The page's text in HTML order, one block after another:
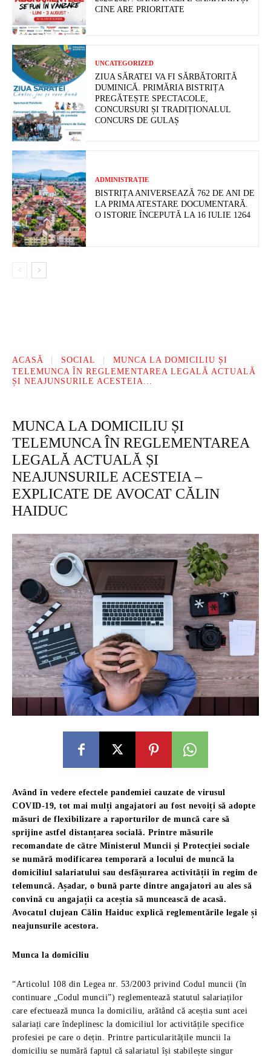
CINE ARE PRIORITATE
UNCATEGORIZED
ZIUA SĂRATEI VA FI SĂRBĂTORITĂ
DUMINICĂ. PRIMĂRIA BISTRIȚA
PREGĂTEȘTE SPECTACOLE,
CONCURSURI ȘI TRADIȚIONALUL
CONCURS DE GULAȘ
ADMINISTRAȚIE
BISTRIȚA ANIVERSEAZĂ 762 DE ANI DE
LA PRIMA ATESTARE DOCUMENTARĂ.
O ISTORIE ÎNCEPUTĂ LA 16 IULIE 1264